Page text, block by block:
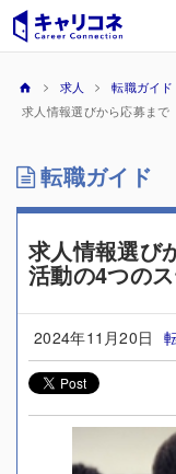
求人 転職ガイド
求人情報選びから応募ま
転職ガイド
求人情報選び
活動の4つの
2024年11月20日